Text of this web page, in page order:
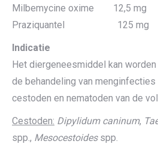
Milbemycine oxime 12,5 mg
Praziquantel 125 mg
Indicatie
Het diergeneesmiddel kan
de behandeling van
cestoden en nematoden van de
Cestoden: Dipylidum caninum,
spp., Mesocestoidesspp.